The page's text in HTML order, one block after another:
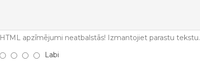
HTML apzīmējumi neatbalstās! Izmantojiet parastu tekstu.
Labi